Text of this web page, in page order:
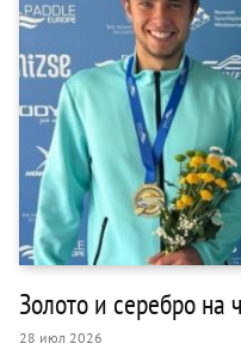
Золото и серебро на
28 июл 2026